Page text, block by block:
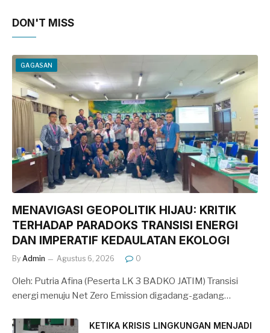
DON'T MISS
GAGASAN
MENAVIGASI GEOPOLITIK HIJAU: KRITIK
TERHADAP PARADOKS TRANSISI ENERGI
DAN IMPERATIF KEDAULATAN EKOLOGI
By Admin Agustus 6, 2026 0
Oleh: Putria Afina (Peserta LK 3 BADKO JATIM) Transisi
energi menuju Net Zero Emission digadang-gadang…
KETIKA KRISIS LINGKUNGAN MENJADI